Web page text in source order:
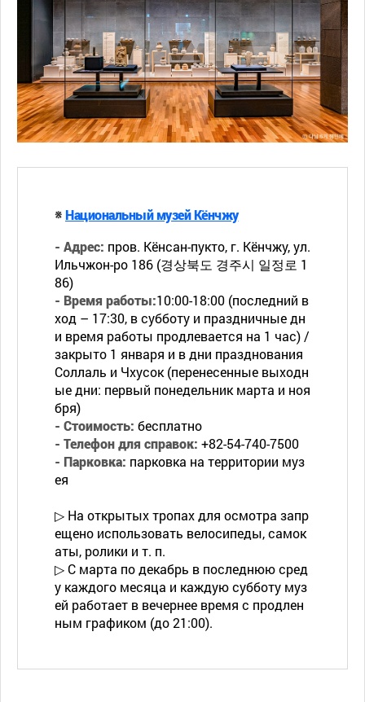
※Национальный музей Кёнчжу
- Адрес: пров. Кёнсан-пукто, г. Кёнчжу, ул.
Ильчжон-ро 186 (경상북도 경주시 일정로 1
86)
- Время работы:10:00-18:00 (последний в
ход – 17:30, в субботу и праздничные дн
и время работы продлевается на 1 час) /
закрыто 1 января и в дни празднования
Соллаль и Чхусок (перенесенные выходн
ые дни: первый понедельник марта и ноя
бря)
- Стоимость: бесплатно
- Телефон для справок: +82-54-740-7500
- Парковка: парковка на территории муз
ея
▷ На открытых тропах для осмотра запр
ещено использовать велосипеды, самок
аты, ролики и т. п.
▷ С марта по декабрь в последнюю сред
у каждого месяца и каждую субботу муз
ей работает в вечернее время с продлен
ным графиком (до 21:00).